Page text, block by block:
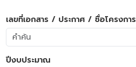
เลขที่เอกสาร / ประกาศ / ชื่อโครงการ
ปีงบประมาณ